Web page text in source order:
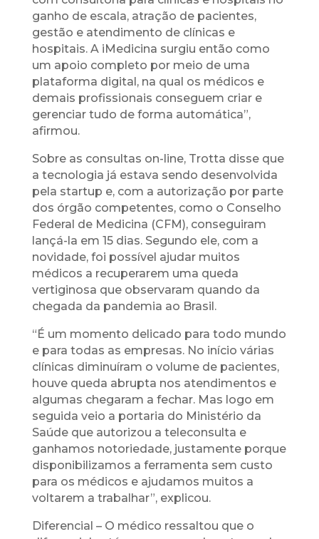
ganho de escala, atração de pacientes,
gestão e atendimento de clínicas e
hospitais. A iMedicina surgiu então como
um apoio completo por meio de uma
plataforma digital, na qual os médicos e
demais profissionais conseguem criar e
gerenciar tudo de forma automática”,
afirmou.
Sobre as consultas on-line, Trotta disse que
a tecnologia já estava sendo desenvolvida
pela startup e, com a autorização por parte
dos órgão competentes, como o Conselho
Federal de Medicina (CFM), conseguiram
lançá-la em 15 dias. Segundo ele, com a
novidade, foi possível ajudar muitos
médicos a recuperarem uma queda
vertiginosa que observaram quando da
chegada da pandemia ao Brasil.
“É um momento delicado para todo mundo
e para todas as empresas. No início várias
clínicas diminuíram o volume de pacientes,
houve queda abrupta nos atendimentos e
algumas chegaram a fechar. Mas logo em
seguida veio a portaria do Ministério da
Saúde que autorizou a teleconsulta e
ganhamos notoriedade, justamente porque
disponibilizamos a ferramenta sem custo
para os médicos e ajudamos muitos a
voltarem a trabalhar”, explicou.
Diferencial – O médico ressaltou que o